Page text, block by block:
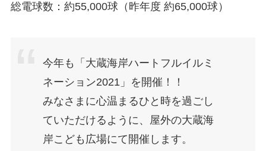
総電球数：約55,000球（昨年度 約65,000球）
今年も「大蔵海岸ハートフルイルミ
ネーション2021」を開催！！
みなさまに心温まるひと時を過ごし
ていただけるように、屋外の大蔵海
岸こども広場にて開催します。